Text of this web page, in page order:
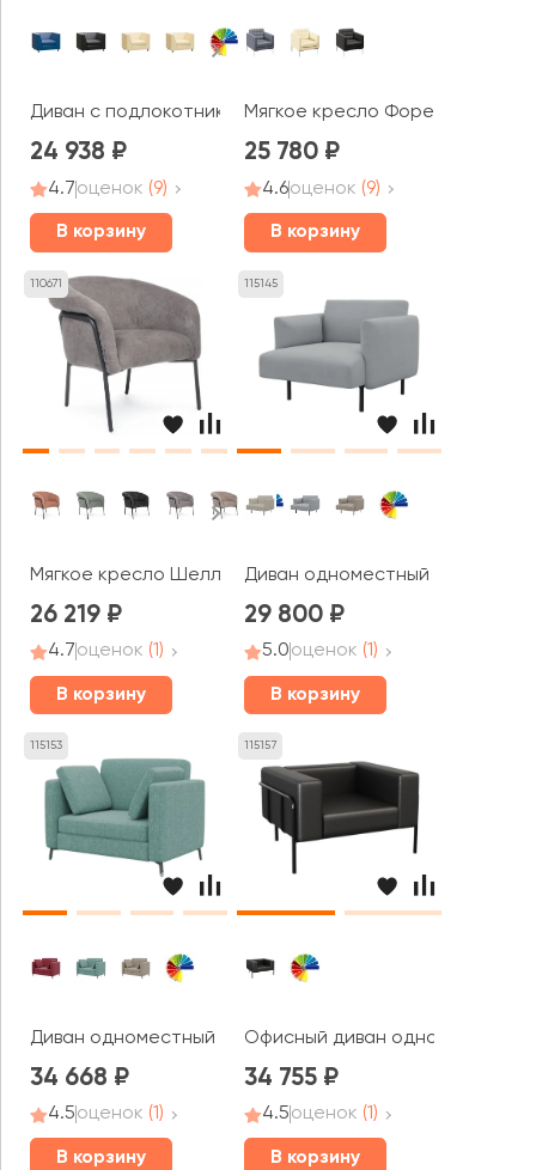
Диван с подлокотниками одноместный Прайм / Prime
24 938
4.7оценок (9)
В корзину
Мягкое кресло Форест / Forest
25 780
4.6оценок (9)
В корзину
110671
Мягкое кресло Шелл / Shell
26 219
4.7оценок (1)
В корзину
115145
Диван одноместный Стенли /
29 800
5.0оценок (1)
В корзину
115153
Диван одноместный Браско / Brasco
34 668
4.5оценок (1)
В корзину
115157
Офисный диван одноместный
34 755
4.5оценок (1)
В корзину